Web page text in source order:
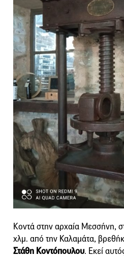
Κοντά στην αρχαία Μεσσήνη,
χλμ. από την Καλαμάτα,
Στάθη Κοντόπουλου. Εκεί